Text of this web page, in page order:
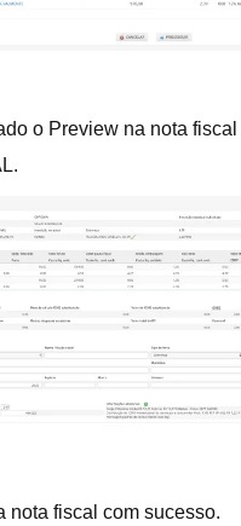
o Preview na nota
nota fiscal com sucesso.